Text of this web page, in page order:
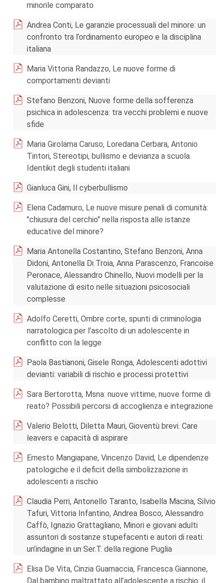
minorile comparato
Andrea Conti, Le garanzie processuali del minore: un
confronto tra l’ordinamento europeo e la disciplina
italiana
Maria Vittoria Randazzo, Le nuove forme di
comportamenti devianti
Stefano Benzoni, Nuove forme della sofferenza
psichica in adolescenza: tra vecchi problemi e nuove
sfide
Maria Girolama Caruso, Loredana Cerbara, Antonio
Tintori, Stereotipi, bullismo e devianza a scuola.
Identikit degli studenti italiani
Gianluca Gini, Il cyberbullismo
Elena Cadamuro, Le nuove misure penali di comunità:
"chiusura del cerchio" nella risposta alle istanze
educative del minore?
Maria Antonella Costantino, Stefano Benzoni, Anna
Didoni, Antonella Di Troia, Anna Parascenzo, Francoise
Peronace, Alessandro Chinello, Nuovi modelli per la
valutazione di esito nelle situazioni psicosociali
complesse
Adolfo Ceretti, Ombre corte, spunti di criminologia
narratologica per l’ascolto di un adolescente in
conflitto con la legge
Paola Bastianoni, Gisele Ronga, Adolescenti adottivi
devianti: variabili di rischio e processi protettivi
Sara Bertorotta, Msna: nuove vittime, nuove forme di
reato? Possibili percorsi di accoglienza e integrazione
Valerio Belotti, Diletta Mauri, Gioventù brevi. Care
leavers e capacità di aspirare
Ernesto Mangiapane, Vincenzo David, Le dipendenze
patologiche e il deficit della simbolizzazione in
adolescenti a rischio
Claudia Perri, Antonello Taranto, Isabella Macina, Silvio
Tafuri, Vittoria Infantino, Andrea Bosco, Alessandro
Caffò, Ignazio Grattagliano, Minori e giovani adulti
assuntori di sostanze stupefacenti e autori di reati:
un’indagine in un Ser.T. della regione Puglia
Elisa De Vita, Cinzia Guarnaccia, Francesca Giannone,
Dal bambino maltrattato all’adolescente a rischio: il